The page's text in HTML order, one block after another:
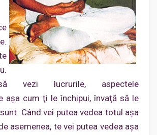
lucrurile, aspectele
aşa cum ţi le închipui, învaţă să le
Când vei putea vedea totul aşa
asemenea, te vei putea vedea aşa